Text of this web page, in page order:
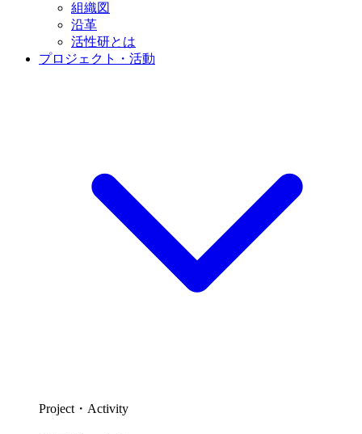
組織図
沿革
活性研とは
プロジェクト・活動
Project・Activity